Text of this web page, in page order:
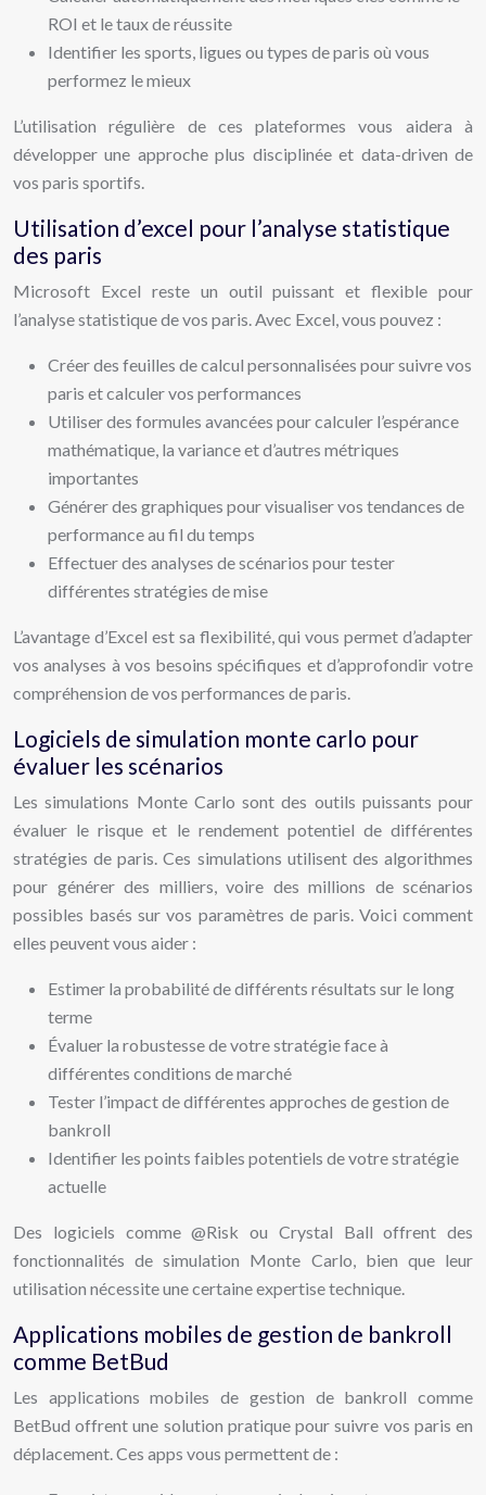
ROI et le taux de réussite
Identifier les sports, ligues ou types de paris où vous
performez le mieux
L’utilisation régulière de ces plateformes vous aidera à
développer une approche plus disciplinée et data-driven de
vos paris sportifs.
Utilisation d’excel pour l’analyse statistique
des paris
Microsoft Excel reste un outil puissant et flexible pour
l’analyse statistique de vos paris. Avec Excel, vous pouvez :
Créer des feuilles de calcul personnalisées pour suivre vos
paris et calculer vos performances
Utiliser des formules avancées pour calculer l’espérance
mathématique, la variance et d’autres métriques
importantes
Générer des graphiques pour visualiser vos tendances de
performance au fil du temps
Effectuer des analyses de scénarios pour tester
différentes stratégies de mise
L’avantage d’Excel est sa flexibilité, qui vous permet d’adapter
vos analyses à vos besoins spécifiques et d’approfondir votre
compréhension de vos performances de paris.
Logiciels de simulation monte carlo pour
évaluer les scénarios
Les simulations Monte Carlo sont des outils puissants pour
évaluer le risque et le rendement potentiel de différentes
stratégies de paris. Ces simulations utilisent des algorithmes
pour générer des milliers, voire des millions de scénarios
possibles basés sur vos paramètres de paris. Voici comment
elles peuvent vous aider :
Estimer la probabilité de différents résultats sur le long
terme
Évaluer la robustesse de votre stratégie face à
différentes conditions de marché
Tester l’impact de différentes approches de gestion de
bankroll
Identifier les points faibles potentiels de votre stratégie
actuelle
Des logiciels comme @Risk ou Crystal Ball offrent des
fonctionnalités de simulation Monte Carlo, bien que leur
utilisation nécessite une certaine expertise technique.
Applications mobiles de gestion de bankroll
comme BetBud
Les applications mobiles de gestion de bankroll comme
BetBud offrent une solution pratique pour suivre vos paris en
déplacement. Ces apps vous permettent de :